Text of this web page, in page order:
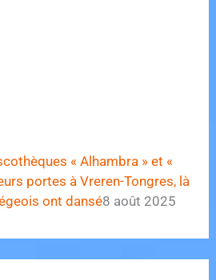
« Alhambra » et «
portes à Vreren-Tongres, là
ont dansé8 août 2025